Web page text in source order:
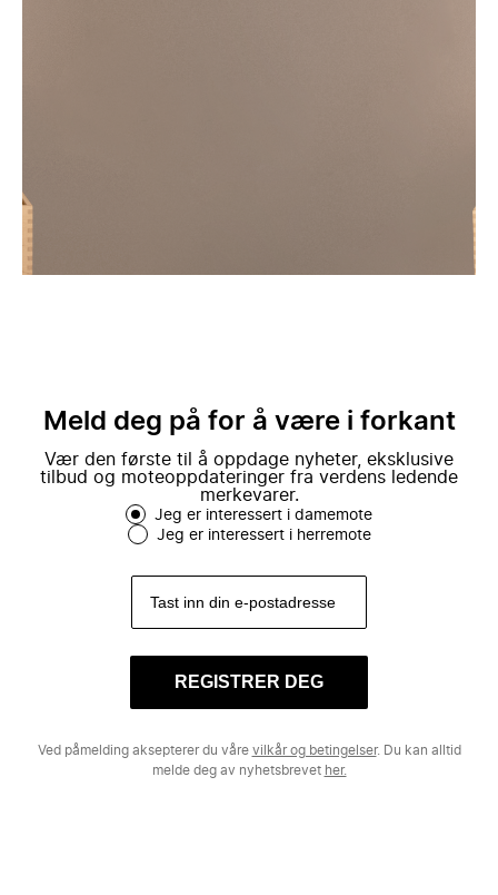
Meld deg på for å være i forkant
Vær den første til å oppdage nyheter, eksklusive
tilbud og moteoppdateringer fra verdens ledende
merkevarer.
Jeg er interessert i damemote
Jeg er interessert i herremote
REGISTRER DEG
Ved påmelding aksepterer du våre vilkår og betingelser. Du kan alltid
melde deg av nyhetsbrevet her.